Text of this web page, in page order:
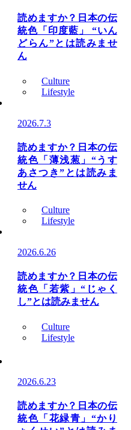
読めますか？日本の伝
統色「印度藍」 “いん
どらん”とは読みませ
ん
Culture
Lifestyle
2026.7.3
読めますか？日本の伝
統色「薄浅葱」“うす
あさつき”とは読みま
せん
Culture
Lifestyle
2026.6.26
読めますか？日本の伝
統色「若紫」“じゃく
し”とは読みません
Culture
Lifestyle
2026.6.23
読めますか？日本の伝
統色「花緑青」“かり